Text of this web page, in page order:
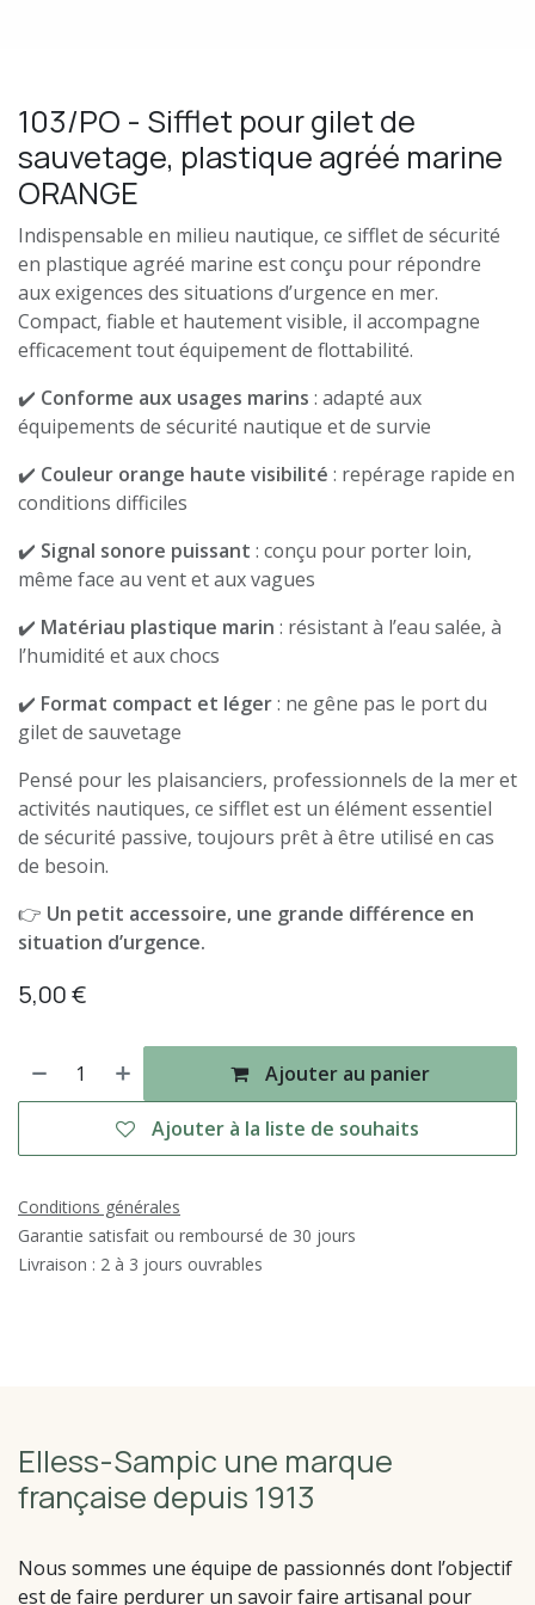
103/PO - Sifflet pour gilet de
sauvetage, plastique agréé marine
ORANGE
Indispensable en milieu nautique, ce sifflet de sécurité
en plastique agréé marine est conçu pour répondre
aux exigences des situations d’urgence en mer.
Compact, fiable et hautement visible, il accompagne
efficacement tout équipement de flottabilité.
✔️ Conforme aux usages marins : adapté aux
équipements de sécurité nautique et de survie
✔️ Couleur orange haute visibilité : repérage rapide en
conditions difficiles
✔️ Signal sonore puissant : conçu pour porter loin,
même face au vent et aux vagues
✔️ Matériau plastique marin : résistant à l’eau salée, à
l’humidité et aux chocs
✔️ Format compact et léger: ne gêne pas le port du
gilet de sauvetage
Pensé pour les plaisanciers, professionnels de la mer et
activités nautiques, ce sifflet est un élément essentiel
de sécurité passive, toujours prêt à être utilisé en cas
de besoin.
👉 Un petit accessoire, une grande différence en
situation d’urgence.
5,00€
Ajouter au panier
Ajouter à la liste de souhaits
Conditions générales
Garantie satisfait ou remboursé de 30 jours
Livraison : 2 à 3 jours ouvrables
Elless-Sampic une marque
française depuis 1913
Nous sommes une équipe de passionnés dont l’objectif
est de faire perdurer un savoir faire artisanal pour